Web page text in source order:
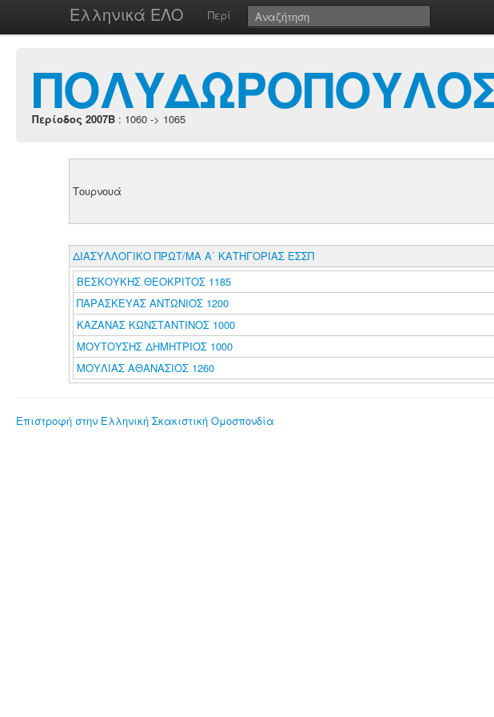
Ελληνικά ΕΛΟ Περί
Περίοδος 2007B : 1060 -> 1065
Τουρνουά
ΔΙΑΣΥΛΛΟΓΙΚΟ ΠΡΩΤ/ΜΑ Α΄ ΚΑΤΗΓΟΡΙΑΣ ΕΣΣΠ
ΒΕΣΚΟΥΚΗΣ ΘΕΟΚΡΙΤΟΣ 1185
ΠΑΡΑΣΚΕΥΑΣ ΑΝΤΩΝΙΟΣ 1200
ΚΑΖΑΝΑΣ ΚΩΝΣΤΑΝΤΙΝΟΣ 1000
ΜΟΥΤΟΥΣΗΣ ΔΗΜΗΤΡΙΟΣ 1000
ΜΟΥΛΙΑΣ ΑΘΑΝΑΣΙΟΣ 1260
Επιστροφή στην Ελληνική Σκακιστική Ομοσπονδία